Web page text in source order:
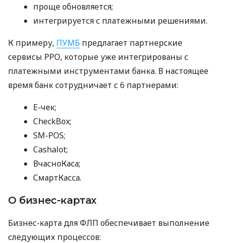
проще обновляется;
интегрируется с платежными решениями.
К примеру, ПУМБ предлагает партнерские
сервисы РРО, которые уже интегрированы с
платежными инструментами банка. В настоящее
время банк сотрудничает с 6 партнерами:
E-чек;
CheckBox;
SM-POS;
Cashalot;
ВчасноКаса;
СмартКасса.
О бизнес-картах
Бизнес-карта для ФЛП обеспечивает выполнение
следующих процессов: